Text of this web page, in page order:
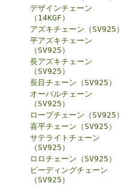
デザインチェーン
（14KGF）
アズキチェーン（SV925）
平アズキチェーン
（SV925）
長アズキチェーン
（SV925）
長目チェーン（SV925）
オーバルチェーン
（SV925）
ロープチェーン（SV925）
喜平チェーン（SV925）
サテライトチェーン
（SV925）
ロロチェーン（SV925）
ビーディングチェーン
（SV925）